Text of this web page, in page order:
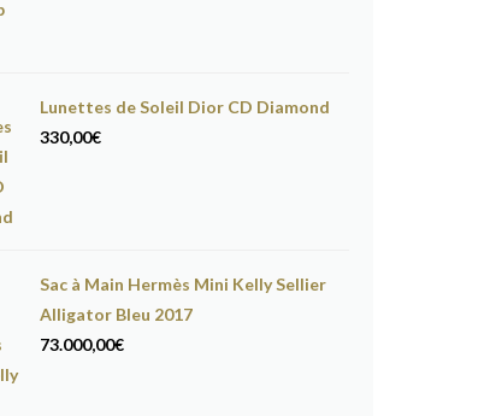
Lunettes de Soleil Dior CD Diamond
330,00€
Sac à Main Hermès Mini Kelly Sellier
Alligator Bleu 2017
73.000,00€